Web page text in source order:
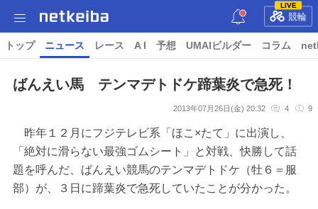
LIVE
競輪
トップ ニュース レース A I 予想 UMAIビルダー コラム
ばんえい馬 テンマデトドケ蹄葉炎で急死！
2013年07月26日(金) 20:32 4 9
昨年１２月にフジテレビ系「ほこ×たて」に出演し、
「絶対に滑らない最強ゴムシート」と対戦、快勝して話
題を呼んだ、ばんえい競馬のテンマデトドケ（牡６＝服
部）が、３日に蹄葉炎で急死していたことが分かった。